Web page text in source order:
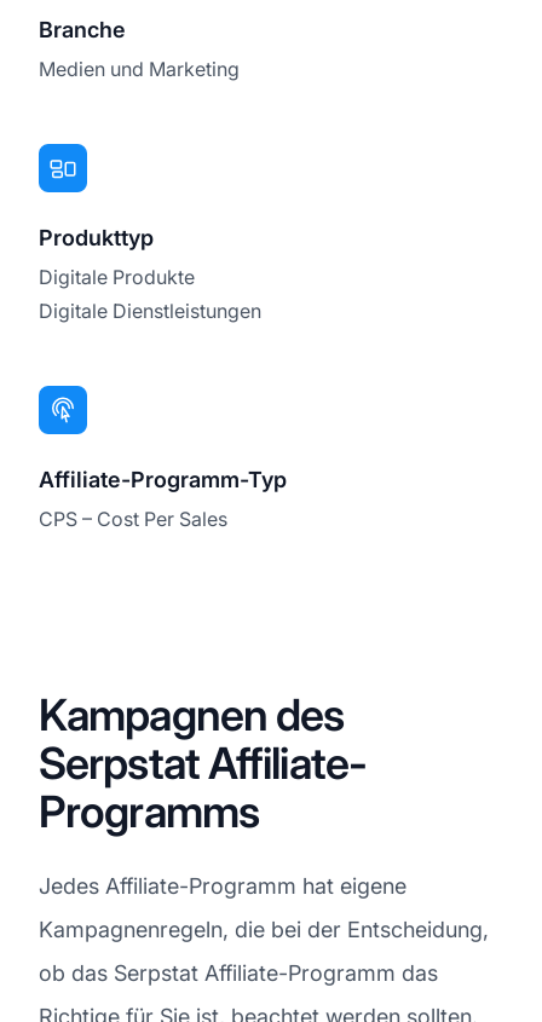
Branche
Medien und Marketing
Produkttyp
Digitale Produkte
Digitale Dienstleistungen
Affiliate-Programm-Typ
CPS – Cost Per Sales
Kampagnen des
Serpstat Affiliate-
Programms
Jedes Affiliate-Programm hat eigene
Kampagnenregeln, die bei der Entscheidung,
ob das Serpstat Affiliate-Programm das
Richtige für Sie ist, beachtet werden sollten.